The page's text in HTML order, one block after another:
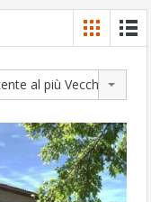
al più Vecchio